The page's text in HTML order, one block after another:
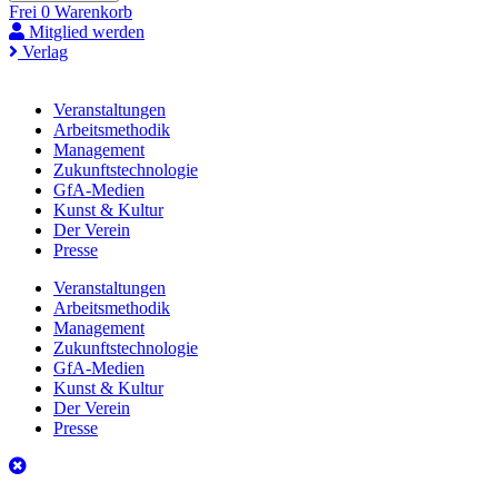
Frei 0 Warenkorb
Mitglied werden
Verlag
Veranstaltungen
Arbeitsmethodik
Management
Zukunftstechnologie
GfA-Medien
Kunst & Kultur
Der Verein
Presse
Veranstaltungen
Arbeitsmethodik
Management
Zukunftstechnologie
GfA-Medien
Kunst & Kultur
Der Verein
Presse